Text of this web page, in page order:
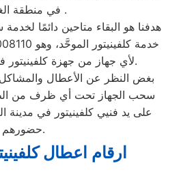
في منطقة الغربية .
هدفنا هو البقاء متاحين دائمًا
لأي جهاز من جهزة كلفينيتور في الغربية بحضرتكم.
بغض النظر عن الأعطال
سحب الجهاز تحت أي ظرف من
على يد فنيي كلفينيتور في
حضورهم.
ارقام اعطال